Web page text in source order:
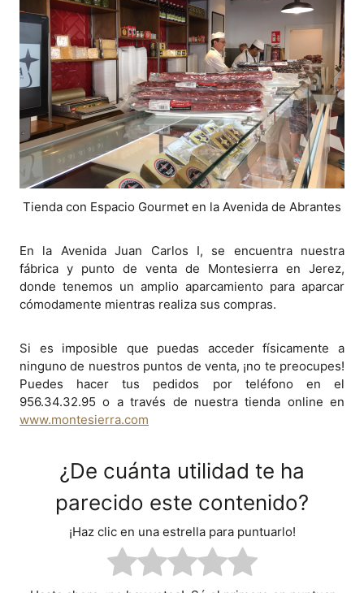
Tienda con Espacio Gourmet en la Avenida de Abrantes
En la Avenida Juan Carlos I, se encuentra nuestra
fábrica y punto de venta de Montesierra en Jerez,
donde tenemos un amplio aparcamiento para aparcar
cómodamente mientras realiza sus compras.
Si es imposible que puedas acceder físicamente a
ninguno de nuestros puntos de venta, ¡no te preocupes!
Puedes hacer tus pedidos por teléfono en el
956.34.32.95 o a través de nuestra tienda online en
www.montesierra.com
¿De cuánta utilidad te ha
parecido este contenido?
¡Haz clic en una estrella para puntuarlo!